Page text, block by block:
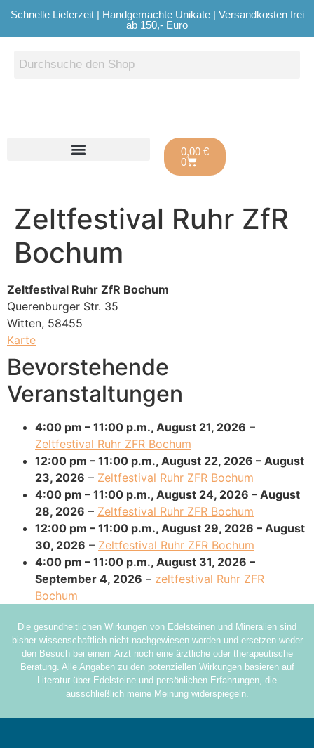
Schnelle Lieferzeit | Handgemachte Unikate | Versandkosten frei
ab 150,- Euro
0,00 €
0
Zeltfestival Ruhr ZfR
Bochum
Zeltfestival Ruhr ZfR Bochum
Querenburger Str. 35
Witten, 58455
Karte
Bevorstehende
Veranstaltungen
4:00 pm – 11:00 p.m., August 21, 2026 –
Zeltfestival Ruhr ZFR Bochum
12:00 pm – 11:00 p.m., August 22, 2026 – August
23, 2026 – Zeltfestival Ruhr ZFR Bochum
4:00 pm – 11:00 p.m., August 24, 2026 – August
28, 2026 – Zeltfestival Ruhr ZFR Bochum
12:00 pm – 11:00 p.m., August 29, 2026 – August
30, 2026 – Zeltfestival Ruhr ZFR Bochum
4:00 pm – 11:00 p.m., August 31, 2026 –
September 4, 2026 – zeltfestival Ruhr ZFR
Bochum
Die gesundheitlichen Wirkungen von Edelsteinen und Mineralien sind
bisher wissenschaftlich nicht nachgewiesen worden und ersetzen weder
den Besuch bei einem Arzt noch eine ärztliche oder therapeutische
Beratung. Alle Angaben zu den potenziellen Wirkungen basieren auf
Literatur über Edelsteine und persönlichen Erfahrungen, die
ausschließlich meine Meinung widerspiegeln.